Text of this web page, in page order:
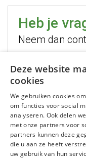
Heb je
Neem dan
Hugo Jelier
Bel mij
Stuur mij een
Deze website
cookies
We gebruiken cookies
om functies voor social
analyseren. Ook delen
met onze partners voor
partners kunnen deze
die u aan ze heeft
uw gebruik van hun